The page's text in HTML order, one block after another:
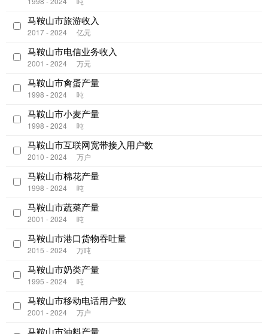
马鞍山市旅游收入
2017 - 2024 亿元
马鞍山市电信业务收入
2001 - 2024 万元
马鞍山市禽蛋产量
1998 - 2024 吨
马鞍山市小麦产量
1998 - 2024 吨
马鞍山市互联网宽带接入用户数
2010 - 2024 万户
马鞍山市棉花产量
1998 - 2024 吨
马鞍山市蔬菜产量
2001 - 2024 吨
马鞍山市港口货物吞吐量
2015 - 2024 万吨
马鞍山市奶类产量
1995 - 2024 吨
马鞍山市移动电话用户数
2001 - 2024 万户
马鞍山市油料产量